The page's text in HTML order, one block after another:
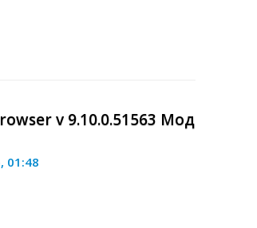
v 9.10.0.51563 Мод
01:48